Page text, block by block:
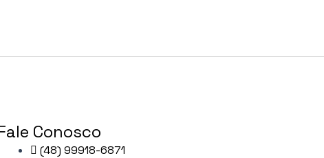
Conosco
(48) 99918-6871